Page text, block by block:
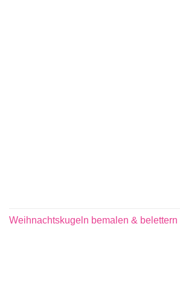
Weihnachtskugeln bemalen & belettern